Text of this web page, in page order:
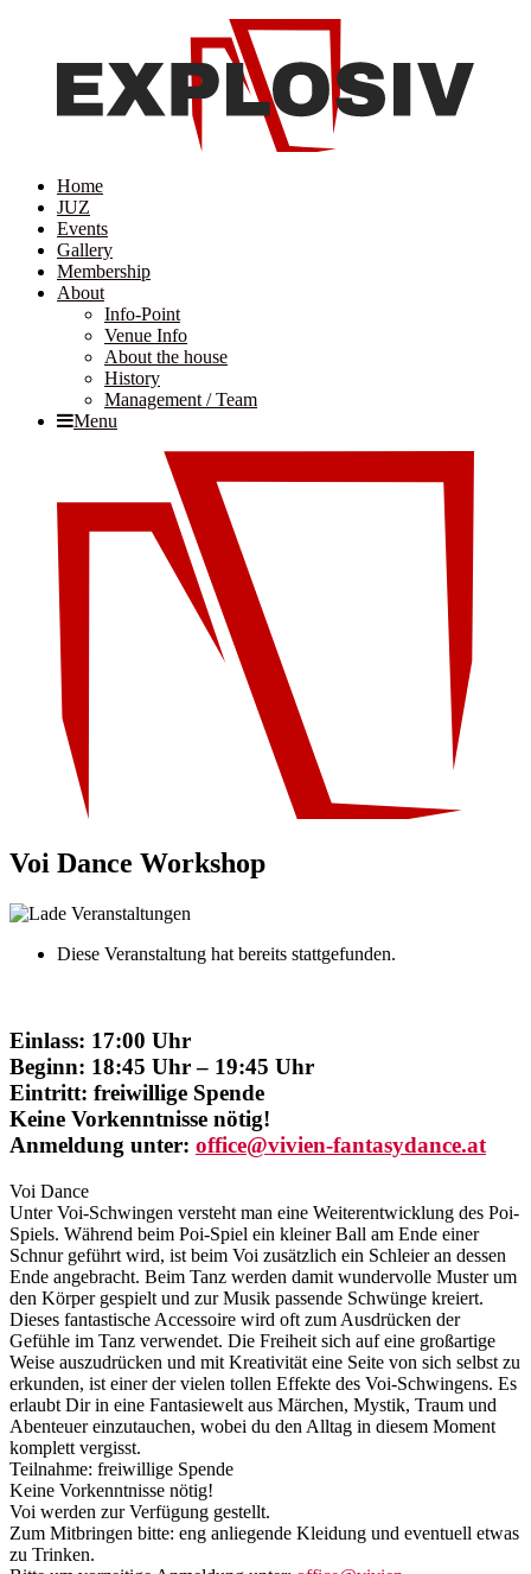
Home
JUZ
Events
Gallery
Membership
About
Info-Point
Venue Info
About the house
History
Management / Team
Menu
Voi Dance Workshop
Diese Veranstaltung hat bereits stattgefunden.
Einlass: 17:00 Uhr
Beginn: 18:45 Uhr – 19:45 Uhr
Eintritt: freiwillige Spende
Keine Vorkenntnisse nötig!
Anmeldung unter: office@vivien-fantasydance.at
Voi Dance
Unter Voi-Schwingen versteht man eine Weiterentwicklung des Poi-
Spiels. Während beim Poi-Spiel ein kleiner Ball am Ende einer
Schnur geführt wird, ist beim Voi zusätzlich ein Schleier an dessen
Ende angebracht. Beim Tanz werden damit wundervolle Muster um
den Körper gespielt und zur Musik passende Schwünge kreiert.
Dieses fantastische Accessoire wird oft zum Ausdrücken der
Gefühle im Tanz verwendet. Die Freiheit sich auf eine großartige
Weise auszudrücken und mit Kreativität eine Seite von sich selbst zu
erkunden, ist einer der vielen tollen Effekte des Voi-Schwingens. Es
erlaubt Dir in eine Fantasiewelt aus Märchen, Mystik, Traum und
Abenteuer einzutauchen, wobei du den Alltag in diesem Moment
komplett vergisst.
Teilnahme: freiwillige Spende
Keine Vorkenntnisse nötig!
Voi werden zur Verfügung gestellt.
Zum Mitbringen bitte: eng anliegende Kleidung und eventuell etwas
zu Trinken.